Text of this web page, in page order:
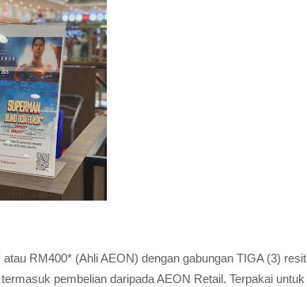
RM400* (Ahli AEON) dengan gabungan TIGA (3) resit
pembelian daripada AEON Retail. Terpakai untuk